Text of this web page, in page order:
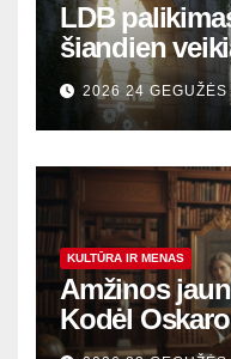
LDB
šiandien
variklis
2026 24 GEGUŽĖS
KULTŪRA IR MENAS
Amžinos
Kodėl
šiandien